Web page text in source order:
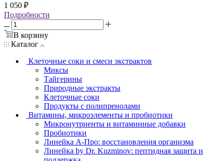
1 050 ₽
Подробности
В корзину
Каталог
Клеточные соки и смеси экстрактов
Миксы
Тайгерины
Природные экстракты
Клеточные соки
Продукты с полипренолами
Витамины, микроэлементы и пробиотики
Микронутриенты и витаминные добавки
Пробиотики
Линейка А-Про: восстановления организма
Линейка by Dr. Kuzminov: пептидная защита и